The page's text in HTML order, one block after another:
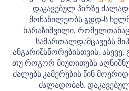
დაკავებულ პირზე
მონაწილეობს გდდ-ს
ხარაზიშვილი,
სამართალდამცავებს
ანგარიშსწორებისთვის.
თუ როგორ მიუთითებს
ძალებს კამერების წინ
ძალადობას.